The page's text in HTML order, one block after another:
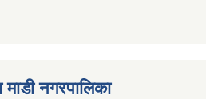
नगरपालिका